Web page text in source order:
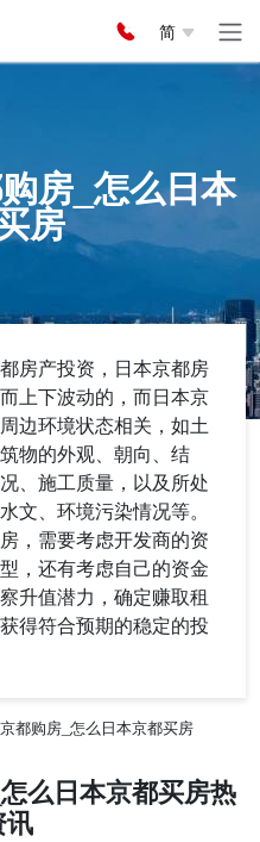
简
房_怎么日本
房
房产投资，日本京都房
上下波动的，而日本京
边环境状态相关，如土
物的外观、朝向、结
、施工质量，以及所处
文、环境污染情况等。
，需要考虑开发商的资
，还有考虑自己的资金
升值潜力，确定赚取租
得符合预期的稳定的投
都购房_怎么日本京都买房
么日本京都买房热
讯